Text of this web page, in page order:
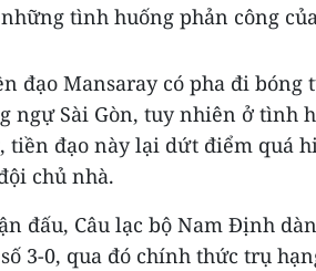
tình huống phản công
đạo Mansaray có pha đi
ngự Sài Gòn, tuy nhiên ở tình
tiền đạo này lại dứt điểm quá
chủ nhà.
đấu, Câu lạc bộ Nam Định
3-0, qua đó chính thức trụ